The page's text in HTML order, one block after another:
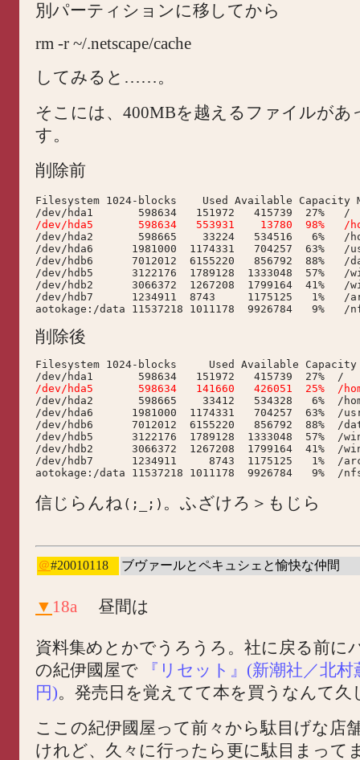
別パーティションに移してから
rm -r ~/.netscape/cache
してみると……。
そこには、400MBを越えるファイルがあ
す。
削除前
Filesystem 1024-blocks    Used Available Capacity
/dev/hda5       598634   553931    13780  98%   /
/dev/hda2       598665    33224   534516   6%   /
/dev/hda6      1981000  1174331   704257  63%   /
/dev/hdb6      7012012  6155220   856792  88%   /
/dev/hdb5      3122176  1789128  1333048  57%   /
/dev/hdb2      3066372  1267208  1799164  41%   /
/dev/hdb7      1234911  8743     1175125   1%   /
削除後
Filesystem 1024-blocks     Used Available Capacity
/dev/hda5       598634   141660   426051  25%  /
/dev/hda2       598665    33412   534328   6%  /
/dev/hda6      1981000  1174331   704257  63%  /
/dev/hdb6      7012012  6155220   856792  88%  /
/dev/hdb5      3122176  1789128  1333048  57%  /
/dev/hdb2      3066372  1267208  1799164  41%  /
/dev/hdb7      1234911     8743  1175125   1%  /
信じらんね (;_;) 。ふざけろ＞もじら
＠#20010118 ブヴァールとペキュシェと愉快な仲間
▼ 18a 昼間は
資料集めとかでうろうろ。社に戻る前に
の紀伊國屋で
『リセット』(新潮社／北村
円)。発売日を覚えてて本を買うなんて久
ここの紀伊國屋って前々から駄目げな店
けれど、久々に行ったら更に駄目まって